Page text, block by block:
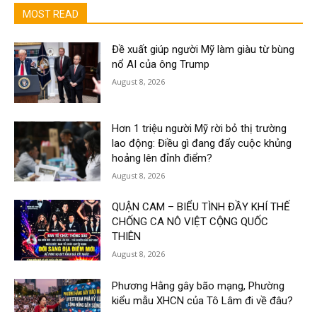
MOST READ
Đề xuất giúp người Mỹ làm giàu từ bùng
nổ AI của ông Trump
August 8, 2026
Hơn 1 triệu người Mỹ rời bỏ thị trường
lao động: Điều gì đang đẩy cuộc khủng
hoảng lên đỉnh điểm?
August 8, 2026
QUẬN CAM – BIỂU TÌNH ĐẦY KHÍ THẾ
CHỐNG CA NÔ VIỆT CỘNG QUỐC
THIÊN
August 8, 2026
Phương Hằng gây bão mạng, Phường
kiểu mẫu XHCN của Tô Lâm đi về đâu?